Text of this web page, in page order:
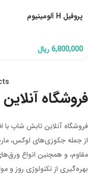
پروفیل H آلومینیوم
6,800,000 ریال
فروشگاه
فروشگاه آنلاین تابش شاپ با
از جمله جکوزی‌های لوکس،
مقاوم، و همچنین انواع
بهره‌گیری از تکنولوژی روز و